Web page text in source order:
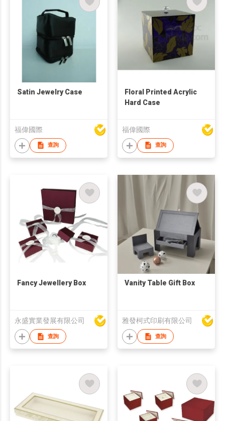
Satin Jewelry Case
福偉國際
查詢
Floral Printed Acrylic
Hard Case
福偉國際
查詢
Fancy Jewellery Box
永盛實業發展有限公司
查詢
Vanity Table Gift Box
雅發柯式印刷有限公司
查詢